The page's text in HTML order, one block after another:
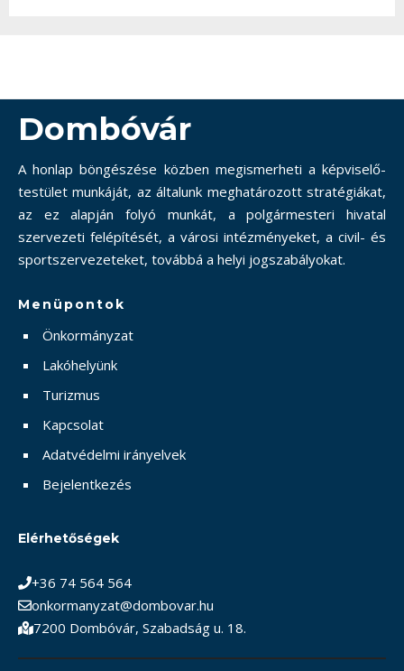
Dombóvár
A honlap böngészése közben megismerheti a képviselő-
testület munkáját, az általunk meghatározott stratégiákat,
az ez alapján folyó munkát, a polgármesteri hivatal
szervezeti felépítését, a városi intézményeket, a civil- és
sportszervezeteket, továbbá a helyi jogszabályokat.
Menüpontok
Önkormányzat
Lakóhelyünk
Turizmus
Kapcsolat
Adatvédelmi irányelvek
Bejelentkezés
Elérhetőségek
+36 74 564 564
onkormanyzat@dombovar.hu
7200 Dombóvár, Szabadság u. 18.